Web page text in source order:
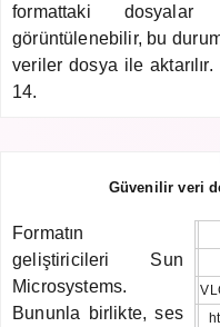
formattaki dosyalar
görüntülenebilir, bu
veriler dosya ile
14.
Güvenilir veri
Formatın
geliştiricileri Sun
Microsystems.
Bununla birlikte, ses